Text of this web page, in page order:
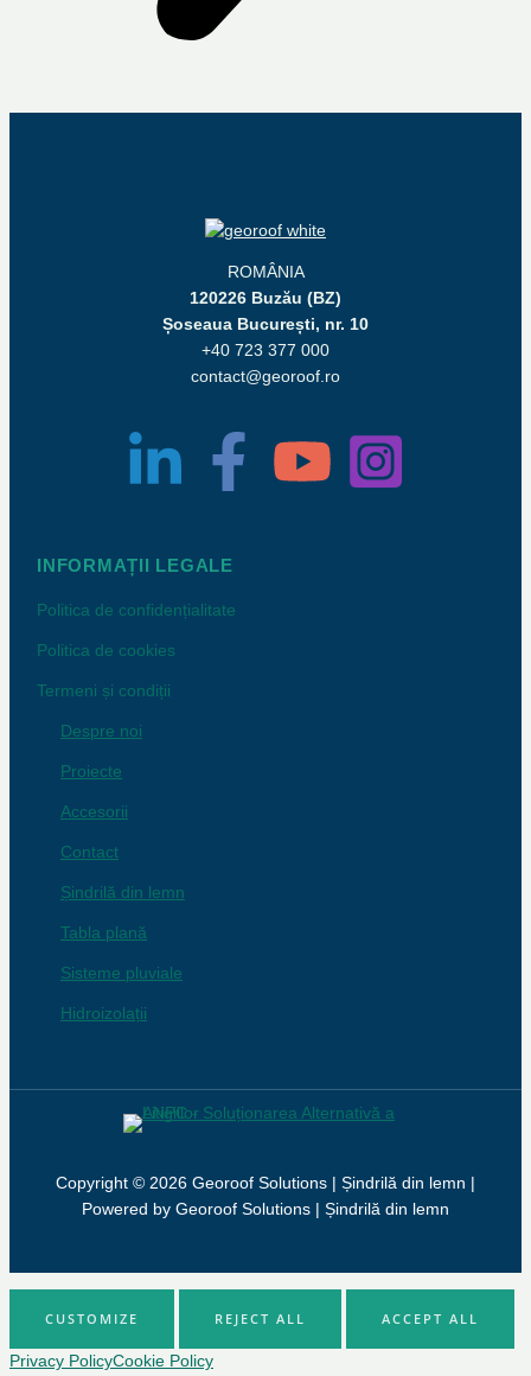
ROMÂNIA
120226 Buzău (BZ)
Șoseaua București, nr. 10
+40 723 377 000
contact@georoof.ro
INFORMAȚII LEGALE
Politica de confidențialitate
Politica de cookies
Termeni și condiții
Despre noi
Proiecte
Accesorii
Contact
Șindrilă din lemn
Tabla plană
Sisteme pluviale
Hidroizolații
Copyright © 2026 Georoof Solutions | Șindrilă din lemn |
Powered by Georoof Solutions | Șindrilă din lemn
CUSTOMIZE REJECT ALL ACCEPT ALL
Privacy PolicyCookie Policy